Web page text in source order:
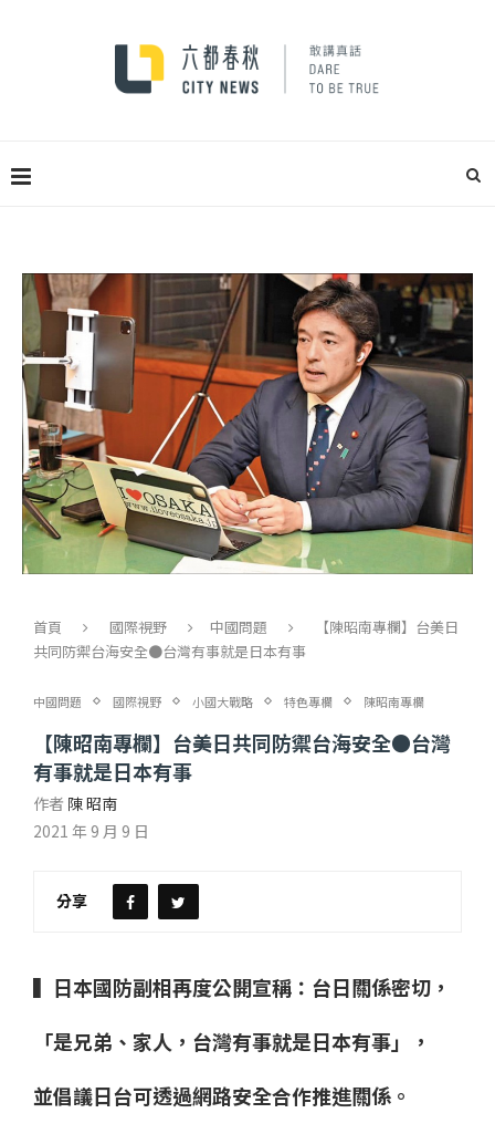
首頁 國際視野 中國問題
【陳昭南專欄】台美日
共同防禦台海安全●台灣有事就是日本有事
中國問題 國際視野 小國大戰略 特色專欄 陳昭南專欄
【陳昭南專欄】台美日共同防禦台海安全●台灣
有事就是日本有事
作者 陳 昭南
2021 年 9 月 9 日
分享
▍日本國防副相再度公開宣稱：台日關係密切，
「是兄弟、家人，台灣有事就是日本有事」，
並倡議日台可透過網路安全合作推進關係。